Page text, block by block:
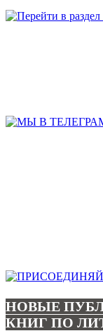
НОВЫЕ
КНИГ ПО